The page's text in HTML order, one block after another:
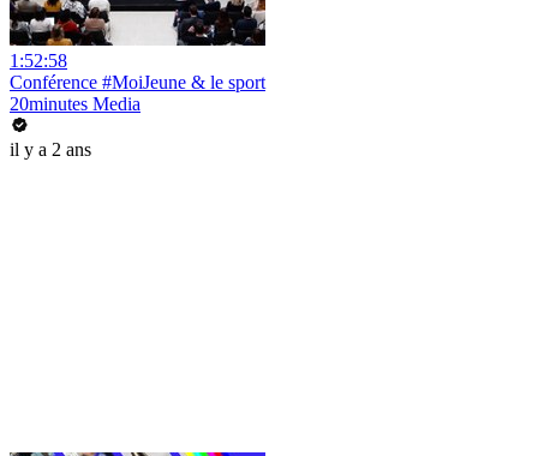
1:52:58
Conférence #MoiJeune & le sport
20minutes Media
il y a 2 ans